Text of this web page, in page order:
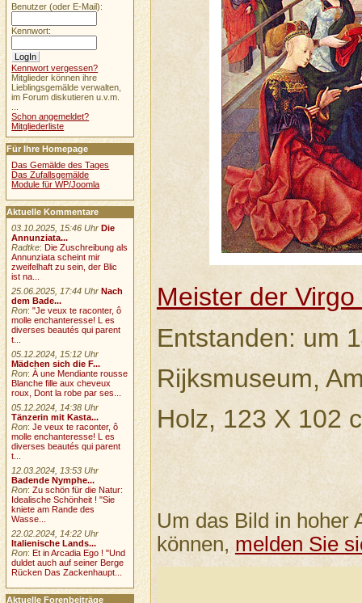
Meister der
Entstanden: um
Rijksmuseum,
Holz, 123 X 102
Um das Bild in hoher
können, melden Sie
Benutzer (oder E-Mail):
Kennwort:
Kennwort vergessen?
Mitglieder können ihre
Lieblingsgemälde verwalten,
im Forum diskutieren u.v.m.
Schon angemeldet?
Mitgliederliste
Für Ihre Homepage
Das Gemälde des Tages
Das Zufallsgemälde
Module für WP/Joomla
Aktuelle Kommentare
03.10.2025, 15:46 Uhr Die
Annunziata...
Radtke: Die Zuschreibung als
Annunziata scheint mir
zweifelhaft zu sein, der Blic
ist na...
25.06.2025, 17:44 Uhr Nach
dem Bade...
Ron:"Je veux te raconter, ô
molle enchanteresse! L es
diverses beautés qui parent
t...
05.12.2024, 15:12 Uhr
Mädchen sich die F...
Ron:À une Mendiante rousse
Blanche fille aux cheveux
roux, Dont la robe par ses...
05.12.2024, 14:38 Uhr
Tänzerin mit Kasta...
Ron:Je veux te raconter, ô
molle enchanteresse! L es
diverses beautés qui parent
t...
12.03.2024, 13:53 Uhr
Badende Nymphe...
Ron:Zu schön für die Natur:
Idealische Schönheit ! "Sie
kniete am Rande des
Wasse...
22.02.2024, 14:22 Uhr
Italienische Lands...
Ron:Et in Arcadia Ego ! "Und
duldet auch auf seiner Berge
Rücken Das Zackenhaupt...
Aktuelle Forenbeiträge